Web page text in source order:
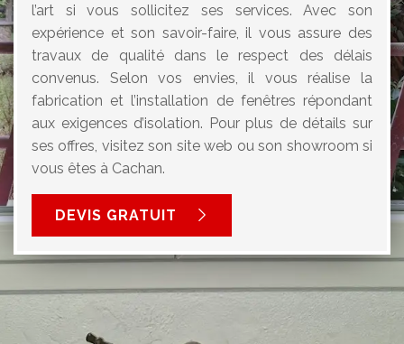
l’art si vous sollicitez ses services. Avec son
expérience et son savoir-faire, il vous assure des
travaux de qualité dans le respect des délais
convenus. Selon vos envies, il vous réalise la
fabrication et l’installation de fenêtres répondant
aux exigences d’isolation. Pour plus de détails sur
ses offres, visitez son site web ou son showroom si
vous êtes à Cachan.
DEVIS GRATUIT